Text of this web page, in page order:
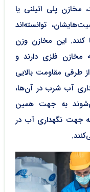
مخازن پلی اتیلنی یا
توانسته‌اند
کنند. این مخازن وزن
فلزی دارند و
طرفی مقاومت بالایی
آب شرب در آن‌ها،
به جهت همین
به جهت نگهداری آب در